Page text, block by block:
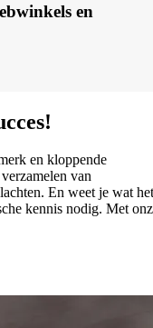
en
en kloppende
van
En weet je wat het
kennis nodig. Met